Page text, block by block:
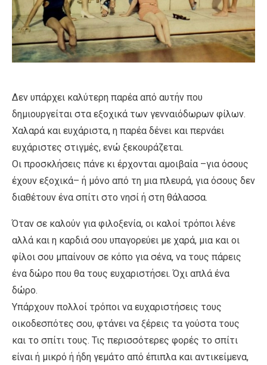
Δεν υπάρχει καλύτερη παρέα από αυτήν που
δημιουργείται στα εξοχικά των γενναιόδωρων φίλων.
Χαλαρά και ευχάριστα, η παρέα δένει και περνάει
ευχάριστες στιγμές, ενώ ξεκουράζεται.
Οι προσκλήσεις πάνε κι έρχονται αμοιβαία –για όσους
έχουν εξοχικά– ή μόνο από τη μια πλευρά, για όσους δεν
διαθέτουν ένα σπίτι στο νησί ή στη θάλασσα.
Όταν σε καλούν για φιλοξενία, οι καλοί τρόποι λένε
αλλά και η καρδιά σου υπαγορεύει με χαρά, μια και οι
φίλοι σου μπαίνουν σε κόπο για σένα, να τους πάρεις
ένα δώρο που θα τους ευχαριστήσει. Όχι απλά ένα
δώρο.
Υπάρχουν πολλοί τρόποι να ευχαριστήσεις τους
οικοδεσπότες σου, φτάνει να ξέρεις τα γούστα τους
και το σπίτι τους. Τις περισσότερες φορές το σπίτι
είναι ή μικρό ή ήδη γεμάτο από έπιπλα και αντικείμενα,